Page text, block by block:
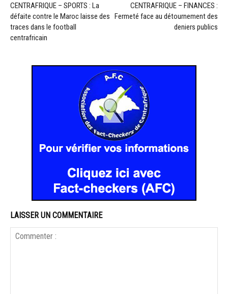
CENTRAFRIQUE – SPORTS : La
défaite contre le Maroc laisse des
traces dans le football
centrafricain
CENTRAFRIQUE – FINANCES :
Fermeté face au détournement des
deniers publics
LAISSER UN COMMENTAIRE